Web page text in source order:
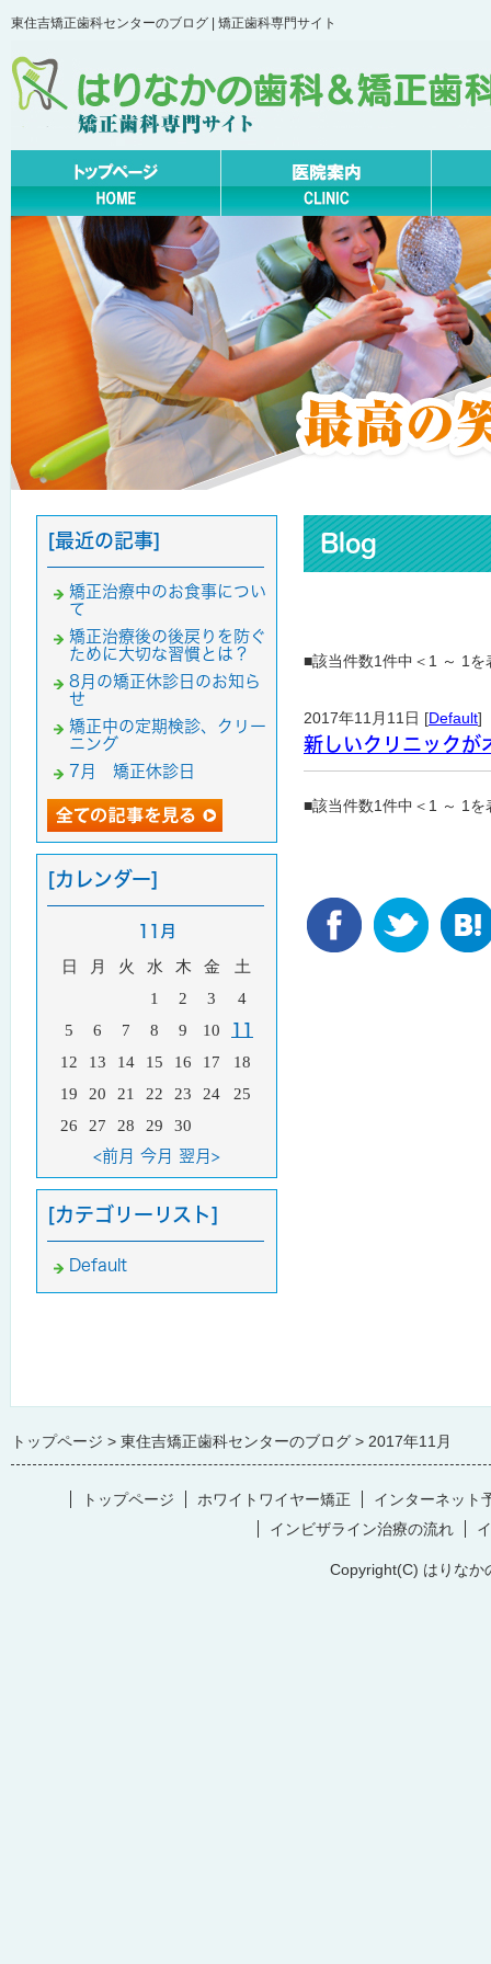
東住吉矯正歯科センターのブログ | 矯正歯科専門サイト
Blog
■該当件数1件中＜1 ～ 1を
2017年11月11日 [Default]
新しいクリニックが
■該当件数1件中＜1 ～ 1を
[最近の記事]
矯正治療中のお食事につい
て
矯正治療後の後戻りを防ぐ
ために大切な習慣とは？
8月の矯正休診日のお知ら
せ
矯正中の定期検診、クリー
ニング
7月 矯正休診日
[カレンダー]
11月
日 月 火 水 木 金
土
1
2 3
4
5
6 7 8 9 10 11
12 13 14 15 16 17
18
19
20 21 22 23 24
25
26
27 28 29 30
<前月 今月 翌月>
[カテゴリーリスト]
Default
トップページ 東住吉矯正歯科センターのブログ 2017年11月
トップページ ホワイトワイヤー矯正
インターネット
インビザライン治療の流れ
Copyright(C) はりなか